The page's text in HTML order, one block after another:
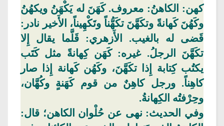
كهن: الكاهنُ: معروف.كَهَنَ لهيَكْهَنُ ويكهُنُ
وكَهُنَ كَهانةً وتكَهَّنَ تكَهُّناً وتَكْهِيناً، الأَخير نادر:
قَضى له بالغيب.
الأَزهري: قَلَّما يقال إِلا
تكَهَّنَ الرجلُ. غيره:كَهَن كِهانةً مثل كَتَب
يكتُب كِتابة إِذا تكَهَّنَ، وكَهُن كَهانة إِذا صار
كاهِناً.ورجل كاهِنٌ من قوم كَهَنةٍ وكُهَّان،
وحِرْفتُه الكِهانةُ.
وفي الحديث: نهى عن حُلْوان الكاهن؛ قال: